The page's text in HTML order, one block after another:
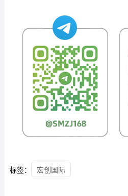
标签： 宏创国际